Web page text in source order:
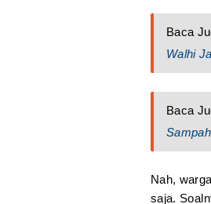
Baca
Walhi
Baca
Nah,
saja.